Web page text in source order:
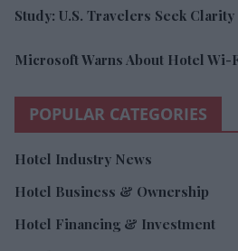
POPULAR CATEGORIES
Hotel Industry News
Hotel Business & Ownership
Hotel Financing & Investment
Hotel Operations & Management
Hotel Technology
Hospitality Marketing & Revenue